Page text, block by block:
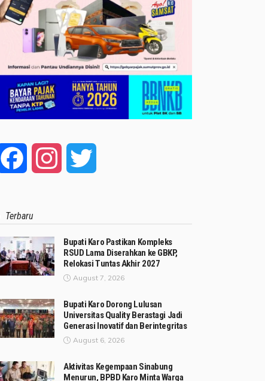
Facebook Instagram
Terbaru
Bupati Karo Pastikan Kompleks
RSUD Lama Diserahkan ke GBKP,
Relokasi Tuntas Akhir 2027
August 7, 2026
Bupati Karo Dorong Lulusan
Universitas Quality Berastagi Jadi
Generasi Inovatif dan Berintegritas
August 6, 2026
Aktivitas Kegempaan Sinabung
Menurun, BPBD Karo Minta Warga